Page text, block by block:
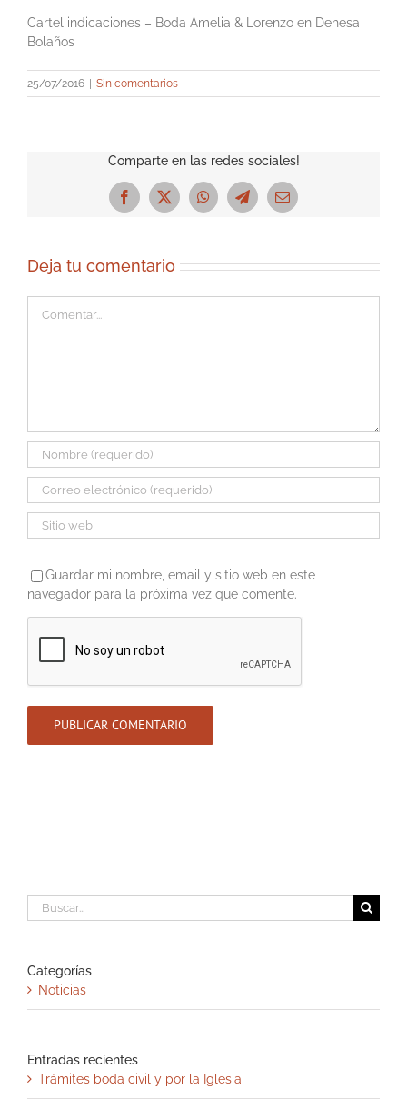
Cartel indicaciones – Boda Amelia & Lorenzo en Dehesa
Bolaños
25/07/2016 Sin comentarios
Comparte en las redes sociales!
Facebook
X WhatsAppTelegramCorreo
Deja tu comentario
Guardar mi nombre, email y sitio web en este
navegador para la próxima vez que comente.
Buscar:
Categorías
Noticias
Entradas recientes
Trámites boda civil y por la Iglesia